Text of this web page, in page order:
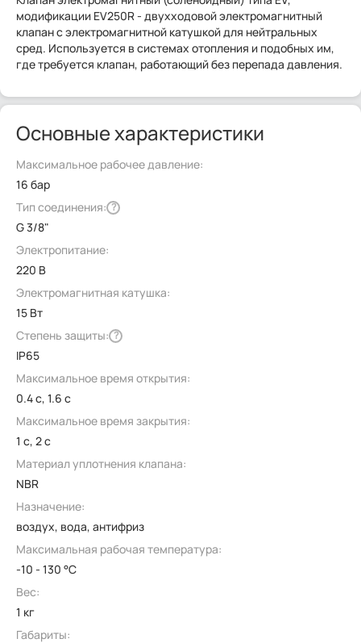
модификации EV250R - двухходовой электромагнитный
клапан с электромагнитной катушкой для нейтральных
сред. Используется в системах отопления и подобных им,
где требуется клапан, работающий без перепада давления.
Основные характеристики
Максимальное рабочее давление:
16 бар
Тип соединения: ?
G 3/8"
Электропитание:
220 В
Электромагнитная катушка:
15 Вт
Степень защиты: ?
IP65
Максимальное время открытия:
0.4 с, 1.6 с
Максимальное время закрытия:
1 с, 2 с
Материал уплотнения клапана:
NBR
Назначение:
воздух, вода, антифриз
Максимальная рабочая температура:
-10 - 130 °C
Вес:
1 кг
Габариты: